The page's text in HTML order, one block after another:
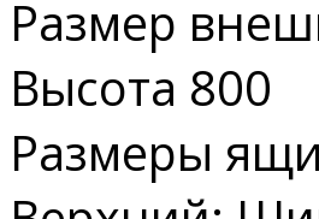
Размер
Высота 800
Размеры